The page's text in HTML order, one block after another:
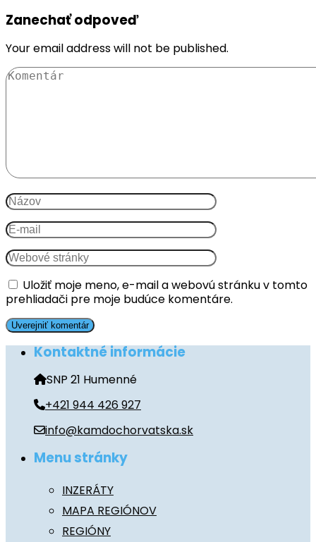
Zanechať odpoveď
Your email address will not be published.
Uložiť moje meno, e-mail a webovú stránku v tomto
prehliadači pre moje budúce komentáre.
Kontaktné informácie
SNP 21 Humenné
+421 944 426 927
info@kamdochorvatska.sk
Menu stránky
INZERÁTY
MAPA REGIÓNOV
REGIÓNY